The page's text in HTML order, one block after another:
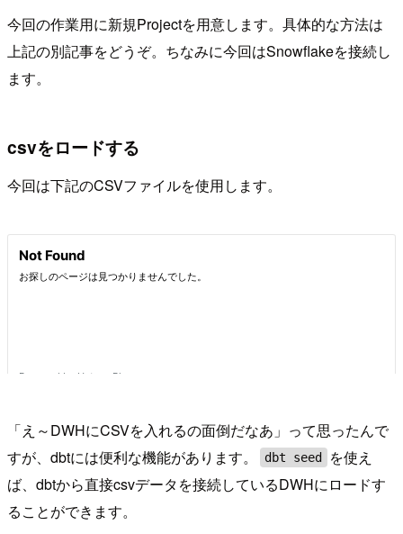
今回の作業用に新規Projectを用意します。具体的な方法は
上記の別記事をどうぞ。ちなみに今回はSnowflakeを接続し
ます。
csvをロードする
今回は下記のCSVファイルを使用します。
「え～DWHにCSVを入れるの面倒だなあ」って思ったんで
すが、dbtには便利な機能があります。
dbt seed
を使え
ば、dbtから直接csvデータを接続しているDWHにロードす
ることができます。